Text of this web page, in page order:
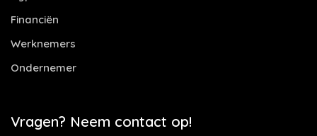
Financiën
Werknemers
Ondernemer
Vragen? Neem contact op!